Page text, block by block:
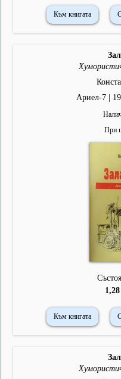
Към книгата
Ариел-7 |
При
Към книгата